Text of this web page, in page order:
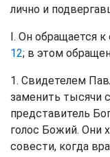
лично и
I. Он обращается
12; в этом
1. Свидетелем
заменить тысячи
представитель
голос Божий. Они
совести, когда